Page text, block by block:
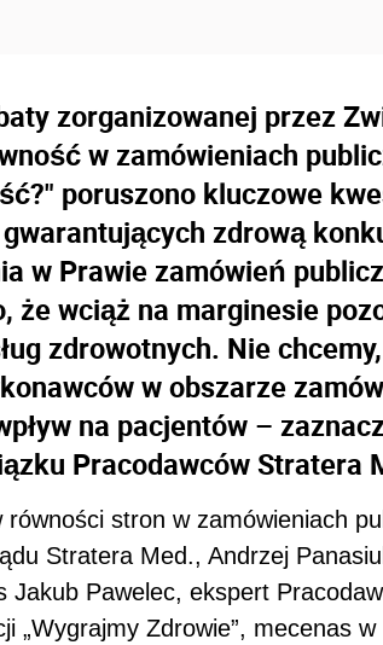
zorganizowanej przez
w zamówieniach
poruszono kluczowe
zdrową
w Prawie zamówień
że wciąż na marginesie
zdrowotnych. Nie
w obszarze
na pacjentów –
Pracodawców Stratera
stron w zamówieniach
Stratera Med., Andrzej
Jakub Pawelec, ekspert
„Wygrajmy Zdrowie”, mecenas